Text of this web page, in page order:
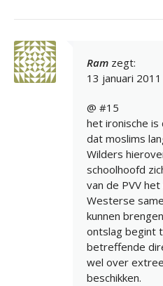
Ram zegt:
13 januari
@ #15
het ironische is
dat moslims
Wilders
schoolhoofd
van de PVV
Westerse
kunnen
ontslag begint
betreffende
wel over
beschikken.